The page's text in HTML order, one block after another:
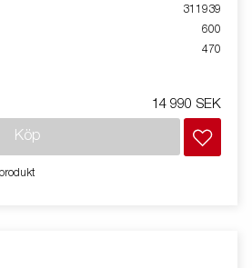
Justerbart vinschtorn. Två fixerade
tas bort vid av- och pålastning av din
kan vara extrautrustad.
311939
600
470
14 990 SEK
Köp